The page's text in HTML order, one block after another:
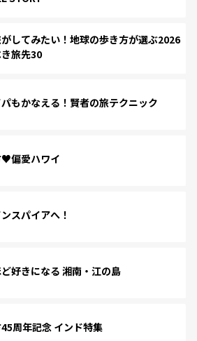
してみたい！地球の歩き方が選ぶ2026
旅先30
もかなえる！賢者の旅テクニック
偏愛ハワイ
スパイアへ！
好きになる 湘南・江の島
周年記念 インド特集